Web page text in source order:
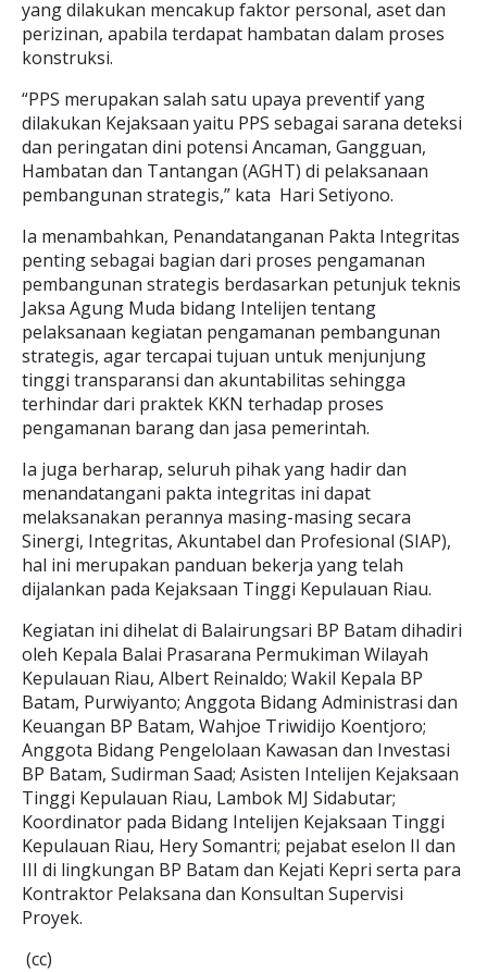
yang dilakukan mencakup faktor personal, aset dan
perizinan, apabila terdapat hambatan dalam proses
konstruksi.
“PPS merupakan salah satu upaya preventif yang
dilakukan Kejaksaan yaitu PPS sebagai sarana deteksi
dan peringatan dini potensi Ancaman, Gangguan,
Hambatan dan Tantangan (AGHT) di pelaksanaan
pembangunan strategis,” kata Hari Setiyono.
Ia menambahkan, Penandatanganan Pakta Integritas
penting sebagai bagian dari proses pengamanan
pembangunan strategis berdasarkan petunjuk teknis
Jaksa Agung Muda bidang Intelijen tentang
pelaksanaan kegiatan pengamanan pembangunan
strategis, agar tercapai tujuan untuk menjunjung
tinggi transparansi dan akuntabilitas sehingga
terhindar dari praktek KKN terhadap proses
pengamanan barang dan jasa pemerintah.
Ia juga berharap, seluruh pihak yang hadir dan
menandatangani pakta integritas ini dapat
melaksanakan perannya masing-masing secara
Sinergi, Integritas, Akuntabel dan Profesional (SIAP),
hal ini merupakan panduan bekerja yang telah
dijalankan pada Kejaksaan Tinggi Kepulauan Riau.
Kegiatan ini dihelat di Balairungsari BP Batam dihadiri
oleh Kepala Balai Prasarana Permukiman Wilayah
Kepulauan Riau, Albert Reinaldo; Wakil Kepala BP
Batam, Purwiyanto; Anggota Bidang Administrasi dan
Keuangan BP Batam, Wahjoe Triwidijo Koentjoro;
Anggota Bidang Pengelolaan Kawasan dan Investasi
BP Batam, Sudirman Saad; Asisten Intelijen Kejaksaan
Tinggi Kepulauan Riau, Lambok MJ Sidabutar;
Koordinator pada Bidang Intelijen Kejaksaan Tinggi
Kepulauan Riau, Hery Somantri; pejabat eselon II dan
III di lingkungan BP Batam dan Kejati Kepri serta para
Kontraktor Pelaksana dan Konsultan Supervisi
Proyek.
(cc)